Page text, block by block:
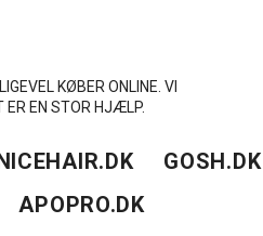
KØBER ONLINE. VI
ER EN STOR HJÆLP.
GOSH.DK
APOPRO.DK